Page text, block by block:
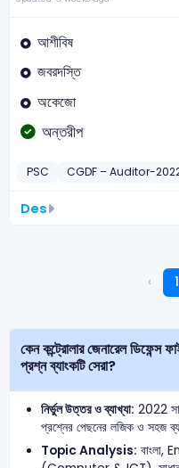
আশীবিষ
জবরদস্তি
অকেজো
অন্তরীপ
PSC CGDF – Auditor-
Des
‹ 1
কেন কন্ট্রোলার জেনারেল ডিফেন্স
প্রশ্ন ব্যাংকটি সেরা?
নির্ভুল উত্তর ও ব্যাখ্যা: 2022
প্রশ্নের পেছনের লজিক ও সহজ
Topic Analysis: বাংলা,